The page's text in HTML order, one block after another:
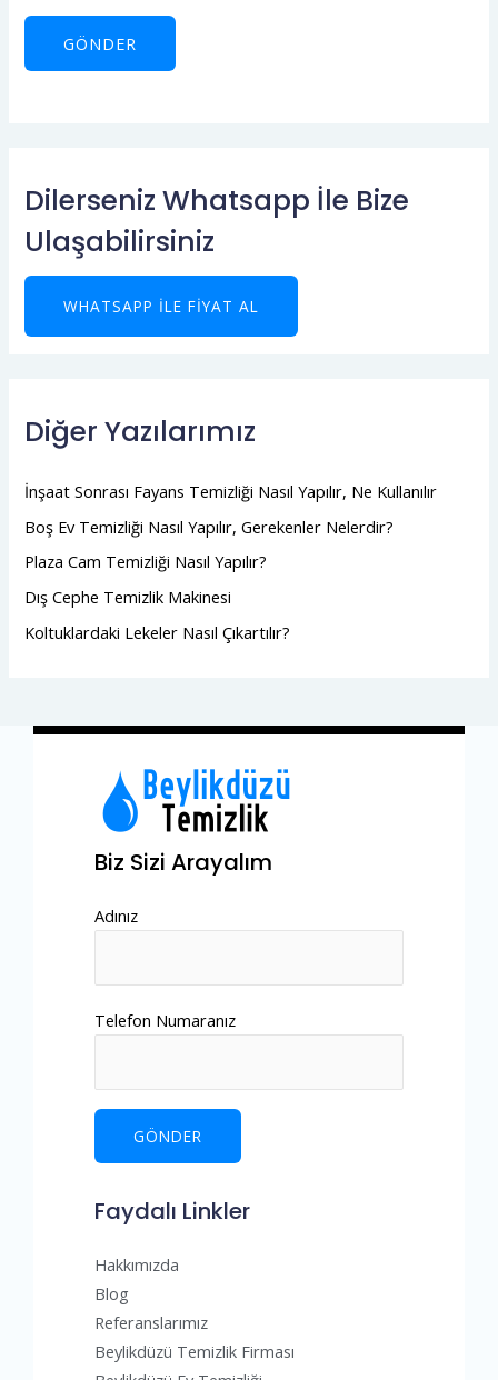
Dilerseniz Whatsapp İle Bize
Ulaşabilirsiniz
WHATSAPP ILE FIYAT AL
Diğer Yazılarımız
İnşaat Sonrası Fayans Temizliği Nasıl Yapılır, Ne Kullanılır
Boş Ev Temizliği Nasıl Yapılır, Gerekenler Nelerdir?
Plaza Cam Temizliği Nasıl Yapılır?
Dış Cephe Temizlik Makinesi
Koltuklardaki Lekeler Nasıl Çıkartılır?
Biz Sizi Arayalım
Adınız
Telefon Numaranız
Faydalı Linkler
Hakkımızda
Blog
Referanslarımız
Beylikdüzü Temizlik Firması